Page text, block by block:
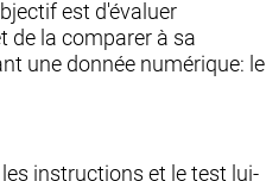
est d'évaluer
de la comparer à sa
une donnée numérique: le
les instructions et le test lui-